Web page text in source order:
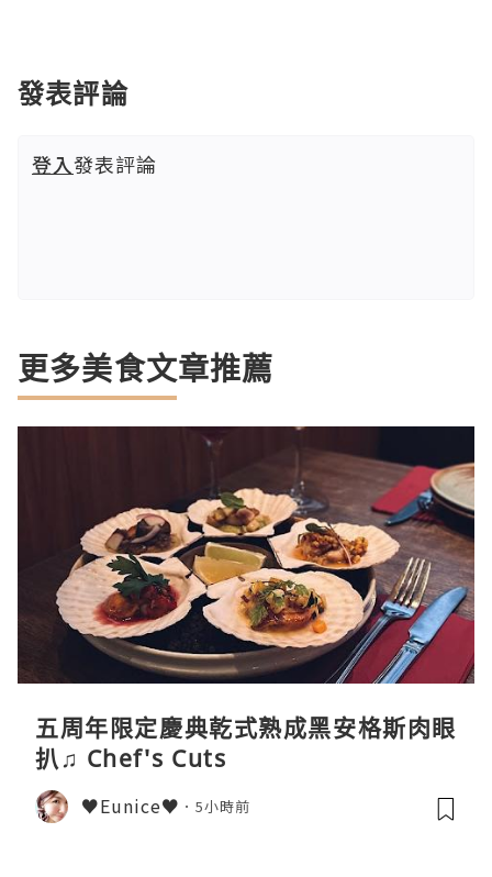
發表評論
登入發表評論
更多美食文章推薦
五周年限定慶典乾式熟成黑安格斯肉眼
扒♫ Chef's Cuts
♥Eunice♥ 5小時前